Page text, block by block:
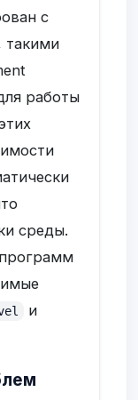
с
такими
работы
среды.
и